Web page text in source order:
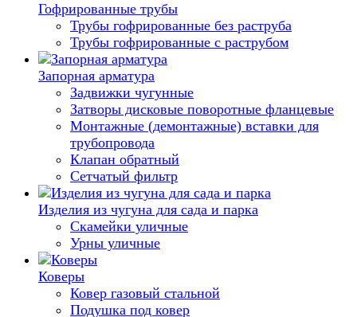
Гофрированные трубы
Трубы гофрированные без раструба
Трубы гофрированные с раструбом
Запорная арматура
Задвижки чугунные
Затворы дисковые поворотные фланцевые
Монтажные (демонтажные) вставки для
трубопровода
Клапан обратный
Сетчатый фильтр
Изделия из чугуна для сада и парка
Скамейки уличные
Урны уличные
Коверы
Ковер газовый стальной
Подушка под ковер